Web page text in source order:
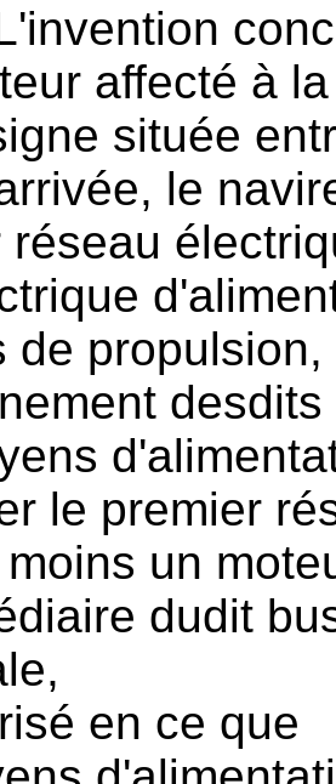
affecté à
située
le
réseau
de
le premier
un
dudit
en ce que